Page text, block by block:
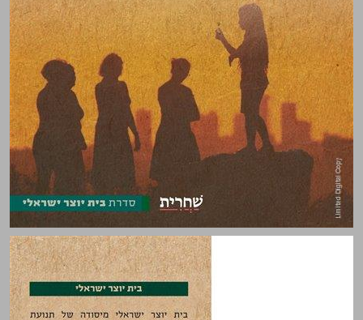
האחריות של המיעוט مسؤولية الأقلية ... 0